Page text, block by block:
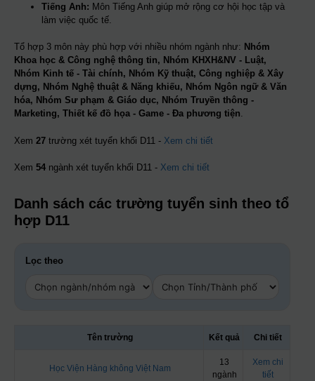
Tiếng Anh: Môn Tiếng Anh giúp mở rộng cơ hội học tập và
làm việc quốc tế.
Tổ hợp 3 môn này phù hợp với nhiều nhóm ngành như: Nhóm
Khoa học & Công nghệ thông tin, Nhóm KHXH&NV - Luật,
Nhóm Kinh tế - Tài chính, Nhóm Kỹ thuật, Công nghiệp & Xây
dựng, Nhóm Nghệ thuật & Năng khiếu, Nhóm Ngôn ngữ & Văn
hóa, Nhóm Sư phạm & Giáo dục, Nhóm Truyền thông -
Marketing, Thiết kế đồ họa - Game - Đa phương tiện.
Xem 27 trường xét tuyển khối D11 - Xem chi tiết
Xem 54 ngành xét tuyển khối D11 - Xem chi tiết
Danh sách các trường tuyển sinh theo tổ
hợp D11
Lọc theo
Tên trường Kết quả Chi tiết
Học Viện Hàng không Việt Nam
13
ngành
Xem chi
tiết